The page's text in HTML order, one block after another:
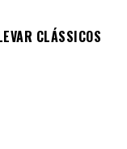
CLÁSSICOS